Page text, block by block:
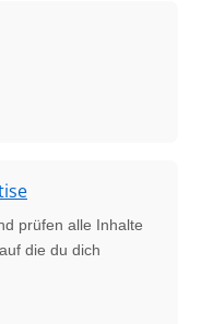
prüfen alle Inhalte
die du dich